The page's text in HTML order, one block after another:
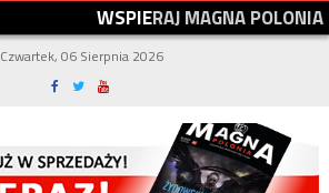
WSPIERAJMAGNAPOLONIA
Czwartek, 06 Sierpnia 2026